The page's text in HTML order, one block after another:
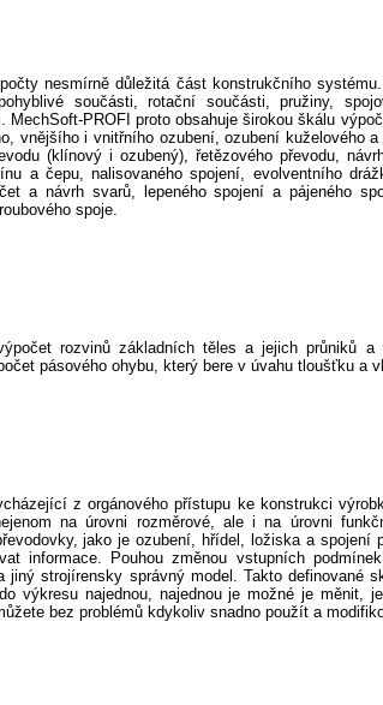
nesmírně důležitá část konstrukčního
součásti, rotační součásti, pružiny,
MechSoft-PROFI proto obsahuje širokou škálu
vnějšího i vnitřního ozubení, ozubení kuželového
(klínový i ozubený), řetězového převodu,
a čepu, nalisovaného spojení, evolventního
a návrh svarů, lepeného spojení a pájeného
spoje.
rozvinů základních těles a jejich průniků a
pásového ohybu, který bere v úvahu tloušťku a
z orgánového přístupu ke konstrukci
na úrovni rozměrové, ale i na úrovni
jako je ozubení, hřídel, ložiska a spojení
informace. Pouhou změnou vstupních
strojírensky správný model. Takto definované
výkresu najednou, najednou je možné je měnit,
bez problémů kdykoliv snadno použít a